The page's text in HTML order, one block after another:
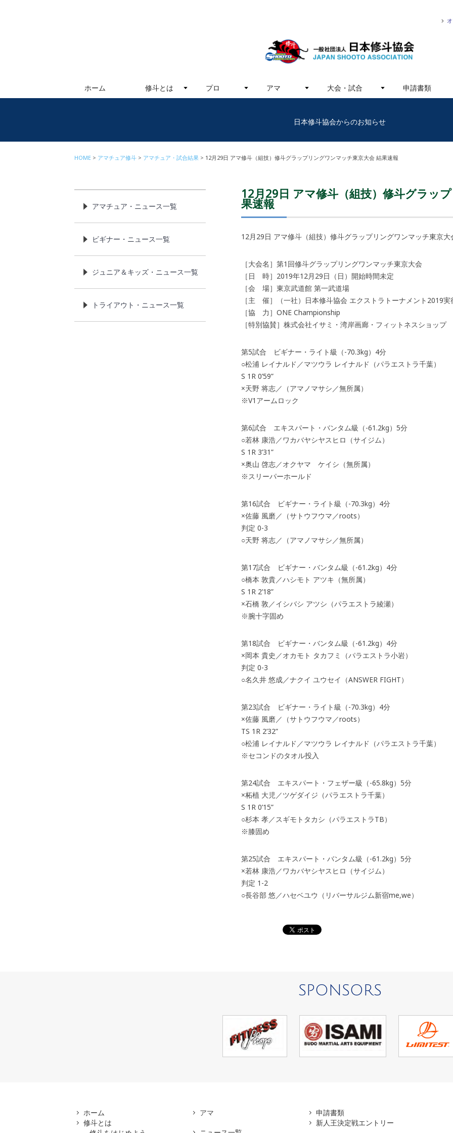
ホーム 修斗とは プロ アマ 大会・試合 申請書類
日本修斗協会からのお知らせ
HOME アマチュア修斗 アマチュア・試合結果 12月29日 アマ修斗（組技）修斗グラップリングワンマッチ東京大会 結果速報
12月29日 アマ修斗（組技）修斗グラッ
果速報
12月29日 アマ修斗（組技）修斗グラップリングワンマッチ東京大
［大会名］第1回修斗グラップリングワンマッチ東京大会
［日 時］2019年12月29日（日）開始時間未定
［会 場］東京武道館 第一武道場
［主 催］（一社）日本修斗協会 エクストラトーナメント2019実
［協 力］ONE Championship
［特別協賛］株式会社イサミ・湾岸画廊・フィットネスショップ
第5試合 ビギナー・ライト級（-70.3kg）4分
○松浦 レイナルド／マツウラ レイナルド（パラエストラ千葉）
S 1R 0’59”
×天野 将志／（アマノマサシ／無所属）
※V1アームロック
第6試合 エキスパート・バンタム級（-61.2kg）5分
○若林 康浩／ワカバヤシヤスヒロ（サイジム）
S 1R 3’31”
×奥山 啓志／オクヤマ ケイシ（無所属）
※スリーパーホールド
第16試合 ビギナー・ライト級（-70.3kg）4分
×佐藤 風磨／（サトウフウマ／roots）
判定 0-3
○天野 将志／（アマノマサシ／無所属）
第17試合 ビギナー・バンタム級（-61.2kg）4分
○橋本 敦貴／ハシモト アツキ（無所属）
S 1R 2’18”
×石橋 敦／イシバシ アツシ（パラエストラ綾瀬）
※腕十字固め
第18試合 ビギナー・バンタム級（-61.2kg）4分
×岡本 貴史／オカモト タカフミ（パラエストラ小岩）
判定 0-3
○名久井 悠成／ナクイ ユウセイ（ANSWER FIGHT）
第23試合 ビギナー・ライト級（-70.3kg）4分
×佐藤 風磨／（サトウフウマ／roots）
TS 1R 2’32”
○松浦 レイナルド／マツウラ レイナルド（パラエストラ千葉）
※セコンドのタオル投入
第24試合 エキスパート・フェザー級（-65.8kg）5分
×柘植 大児／ツゲダイジ（パラエストラ千葉）
S 1R 0’15”
○杉本 孝／スギモトタカシ（パラエストラTB）
※膝固め
第25試合 エキスパート・バンタム級（-61.2kg）5分
×若林 康浩／ワカバヤシヤスヒロ（サイジム）
判定 1-2
○長谷部 悠／ハセベユウ（リバーサルジム新宿me,we）
アマチュア・ニュース一覧
ビギナー・ニュース一覧
ジュニア＆キッズ・ニュース一覧
トライアウト・ニュース一覧
SPONSORS
ホーム
修斗とは
アマ
申請書類
新人王決定戦エントリー